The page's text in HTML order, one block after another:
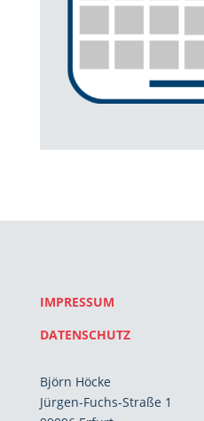
IMPRESSUM
DATENSCHUTZ
Björn Höcke
Jürgen-Fuchs-Straße 1